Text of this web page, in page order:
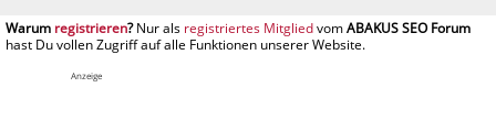
registrieren registriertes Mitglied
Anzeige